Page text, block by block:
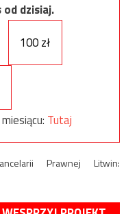
dzisiaj.
100 zł
Tutaj
Prawnej Litwin: